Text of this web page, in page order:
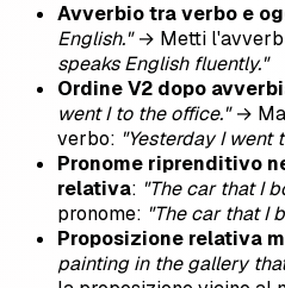
Avverbio tra verbo e
English."→ Metti
speaks English fluently."
Ordine V2 dopo
went I to the office."→
verbo: "Yesterday I went
Pronome riprenditivo
relativa: "The car that I
pronome: "The car that I
Proposizione relativa
painting in the gallery